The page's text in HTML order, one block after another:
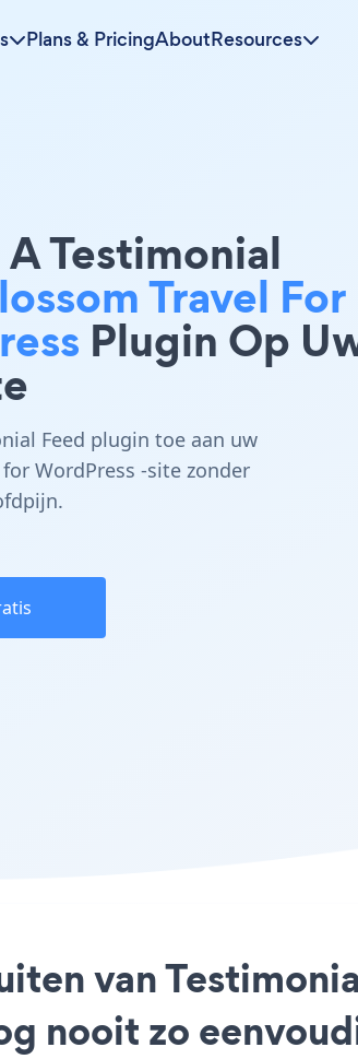
Plans & PricingAboutResources
Testimonial
Travel For
Plugin Op
Feed plugin toe aan uw
WordPress -site zonder
van
nooit zo